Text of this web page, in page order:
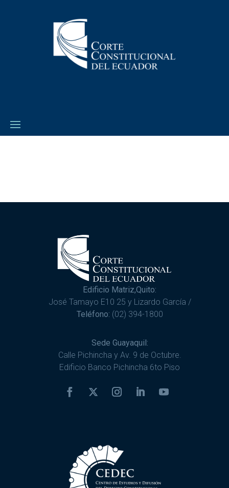
Edificio Matriz,Quito:
José Tamayo E10 25 y Lizardo García /
Teléfono: (02) 394-1800
Sede Guayaquil:
Calle Pichincha y Av. 9 de Octubre.
Edificio Banco Pichincha 6to Piso